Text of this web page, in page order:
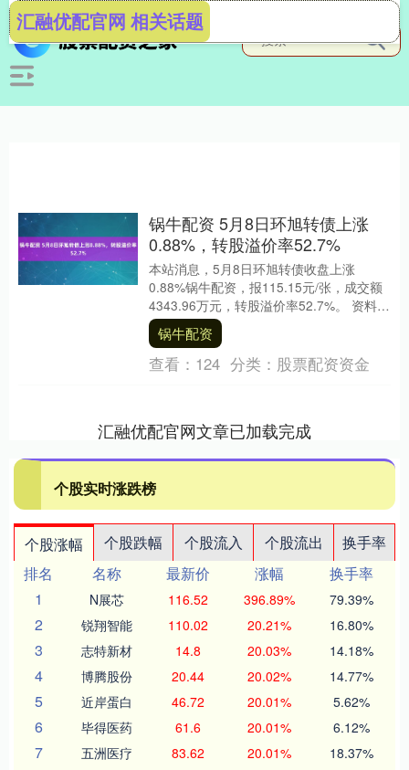
汇融优配官网 相关话题
锅牛配资 5月8日环旭转债上涨
0.88%，转股溢价率52.7%
本站消息，5月8日环旭转债收盘上涨
0.88%锅牛配资，报115.15元/张，成交额
4343.96万元，转股溢价率52.7%。 资料显
示，环旭转债信用级别为“AA....
锅牛配资
查看： 124 分类： 股票配资资金
汇融优配官网文章已加载完成
个股实时涨跌榜
个股涨幅 个股跌幅 个股流入 个股流出
换手率
排名
名称 最新价 涨幅
换手率
1
N展芯 116.52 396.89% 79.39%
2 锐翔智能 110.02 20.21% 16.80%
3 志特新材 14.8 20.03% 14.18%
4 博腾股份 20.44 20.02% 14.77%
5 近岸蛋白 46.72 20.01% 5.62%
6 毕得医药 61.6 20.01% 6.12%
7 五洲医疗 83.62 20.01% 18.37%